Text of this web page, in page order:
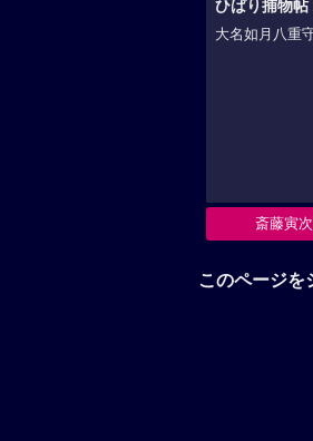
ひばり捕物
大名如月八重
斎藤寅
このページを